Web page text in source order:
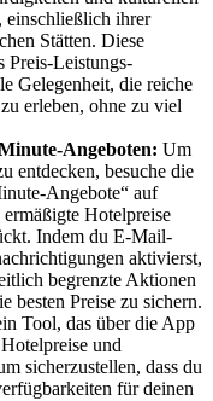
einschließlich ihrer
Stätten. Diese
Preis-Leistungs-
Gelegenheit, die reiche
erleben, ohne zu viel
Angeboten: Um
entdecken, besuche die
Angebote“ auf
Hotelpreise
Indem du E-Mail-
aktivierst,
begrenzte Aktionen
besten Preise zu sichern.
Tool, das über die App
und
sicherzustellen, dass du
für deinen